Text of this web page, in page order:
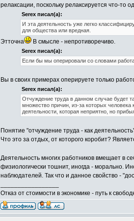
релаксации, поскольку релаксируется что-то
Serex писал(а):
И эта деятельность уже легко
для общества или вредная.
Этточна В смысле - непротиворечиво.
Serex писал(а):
Если бы мы оперировали со словами
Вы в своих примерах оперируете только
Serex писал(а):
Отчуждение труда в данном случае будет
множество причин, из-за которых человека
деятельности, которая неприятно, но
Понятие "отчуждение труда - как
Что это за отдых, от которого коробит?
Деятельность многих работников вмещает в
физиологически тошнит, иногда - морально.
наблюдателей. Так что и данное свойство -
Отказ от стоимости в экономике - путь к